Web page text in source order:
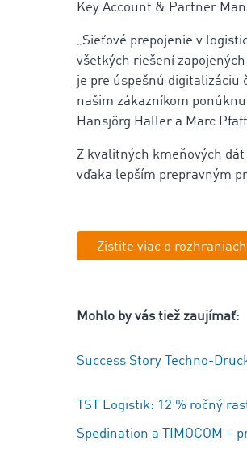
Key Account & Partner
„Sieťové prepojenie v
všetkých riešení
je pre úspešnú digitalizáciu
našim zákazníkom
Hansjörg Haller a Marc
Z kvalitných kmeňových
vďaka lepším prepravným
Zistite viac o
Mohlo by vás tiež zaujímať:
Success Story Techno-
TST Logistik: 12 % ročný
Spedination a TIMOCOM –